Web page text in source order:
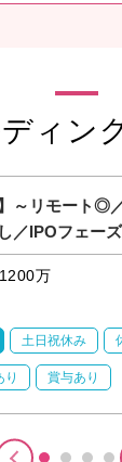
ィン
】～リモート◎
／IPOフェー
万
土日祝休み
り 賞与あり